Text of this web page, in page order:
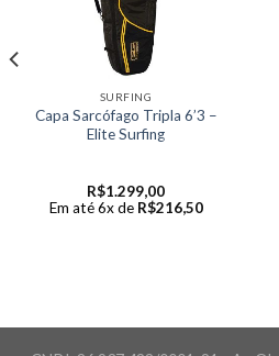
SURFING
Capa Sarcófago Tripla 6’3 –
Elite Surfing
R$1.299,00
Em até 6x de R$216,50